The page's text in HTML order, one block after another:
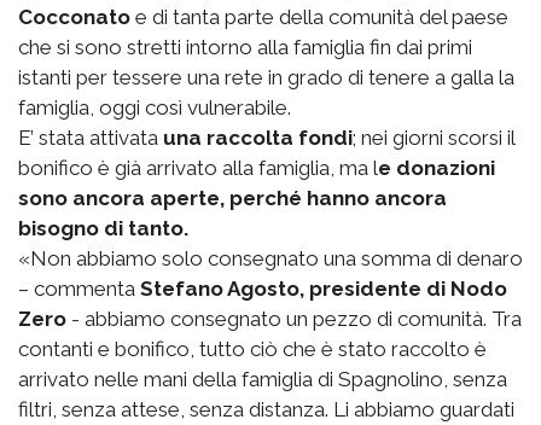
Cocconato e di tanta parte della comunità del paese
che si sono stretti intorno alla famiglia fin dai primi
istanti per tessere una rete in grado di tenere a galla la
famiglia, oggi così vulnerabile.
E’ stata attivata una raccolta fondi; nei giorni scorsi il
bonifico è già arrivato alla famiglia, ma le donazioni
sono ancora aperte, perché hanno ancora
bisogno di tanto.
«Non abbiamo solo consegnato una somma di denaro
– commenta Stefano Agosto, presidente di Nodo
Zero - abbiamo consegnato un pezzo di comunità. Tra
contanti e bonifico, tutto ciò che è stato raccolto è
arrivato nelle mani della famiglia di Spagnolino, senza
filtri, senza attese, senza distanza. Li abbiamo guardati